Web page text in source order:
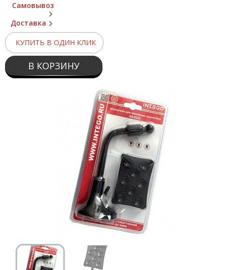
Самовывоз
Доставка
КУПИТЬ В ОДИН КЛИК
В КОРЗИНУ